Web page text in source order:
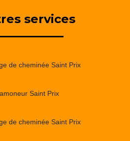
services
de cheminée Saint Prix
Saint Prix
de cheminée Saint Prix